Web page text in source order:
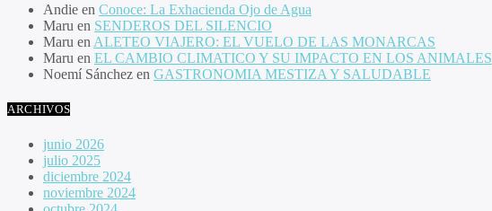
Andie en Conoce: La Exhacienda Ojo de Agua
Maru en SENDEROS DEL SILENCIO
Maru en ALETEO VIAJERO: EL VUELO DE LAS MONARCAS
Maru en EL CAMBIO CLIMATICO Y SU IMPACTO EN LOS ANIMALES
Noemí Sánchez en GASTRONOMIA MESTIZA Y SALUDABLE
ARCHIVOS
junio 2026
julio 2025
diciembre 2024
noviembre 2024